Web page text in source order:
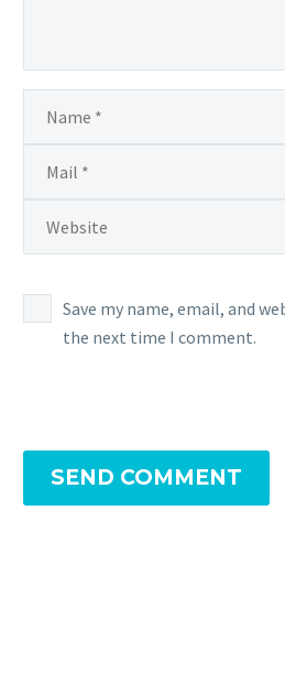
Save my name, email, and
the next time I comment.
SEND COMMENT